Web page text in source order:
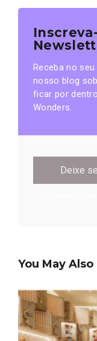
Receba no
nosso blog
ficar por
Wonders.
You May